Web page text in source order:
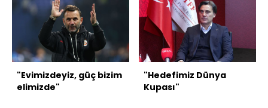
"Evimizdeyiz, güç bizim
elimizde"
"Hedefimiz Dünya
Kupası"